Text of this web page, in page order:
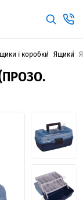
і коробки Ящики